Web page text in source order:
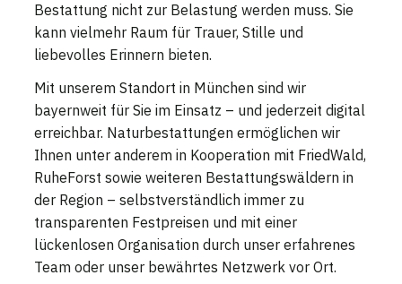
Bestattung nicht zur Belastung werden muss. Sie
kann vielmehr Raum für Trauer, Stille und
liebevolles Erinnern bieten.
Mit unserem Standort in München sind wir
bayernweit für Sie im Einsatz – und jederzeit digital
erreichbar. Naturbestattungen ermöglichen wir
Ihnen unter anderem in Kooperation mit FriedWald,
RuheForst sowie weiteren Bestattungswäldern in
der Region – selbstverständlich immer zu
transparenten Festpreisen und mit einer
lückenlosen Organisation durch unser erfahrenes
Team oder unser bewährtes Netzwerk vor Ort.